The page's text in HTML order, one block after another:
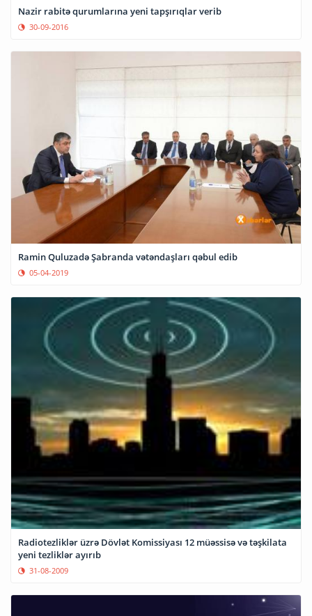
Nazir rabitə qurumlarına yeni tapşırıqlar verib
30-09-2016
Ramin Quluzadə Şabranda vətəndaşları qəbul edib
05-04-2019
Radiotezliklər üzrə Dövlət Komissiyası 12 müəssisə və təşkilata
yeni tezliklər ayırıb
31-08-2009